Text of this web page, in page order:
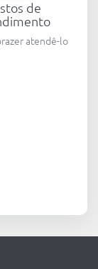
de
atendê-lo